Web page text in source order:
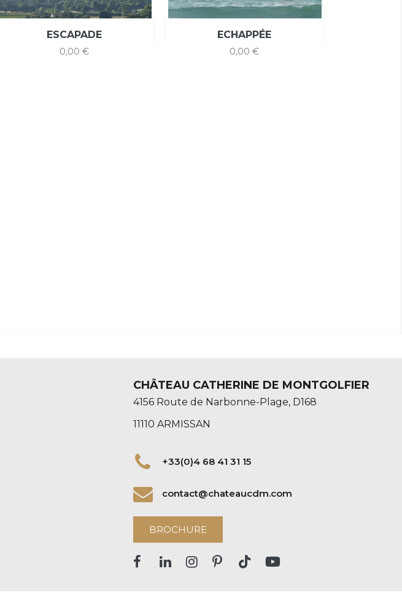
ESCAPADE
Prix
0,00 €
Aperçu rapide ECHAPPÉE
Prix
0,00 €
Aperçu rapide
CHÂTEAU CATHERINE DE MONTGOLFIER
4156 Route de Narbonne-Plage, D168
11110 ARMISSAN
+33(0)4 68 41 31 15
contact@chateaucdm.com
BROCHURE